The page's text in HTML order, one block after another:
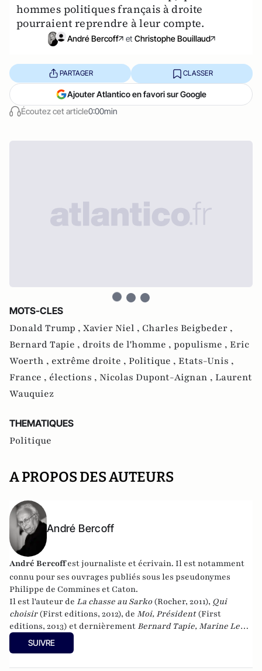
hommes politiques français à droite
pourraient reprendre à leur compte.
André Bercoff et Christophe Bouillaud
Écoutez cet article0:00min
PARTAGER CLASSER
Ajouter Atlantico en favori sur Google
MOTS-CLES
Donald Trump , Xavier Niel , Charles Beigbeder ,
Bernard Tapie , droits de l'homme , populisme , Eric
Woerth , extrême droite , Politique , Etats-Unis ,
France , élections , Nicolas Dupont-Aignan , Laurent
Wauquiez
THEMATIQUES
Politique
A PROPOS DES AUTEURS
André Bercoff
André Bercoffest journaliste et écrivain. Il est notamment
connu pour ses ouvrages publiés sous les pseudonymes
Philippe de Commines et Caton.
Il est l'auteur de La chasse au Sarko(Rocher, 2011), Qui
choisir(First editions, 2012), de Moi, Président(First
editions, 2013) et dernièrement Bernard Tapie, Marine Le
Pen, la France et moi : Chronique d'une implosion
editions, 2014).
SUIVRE